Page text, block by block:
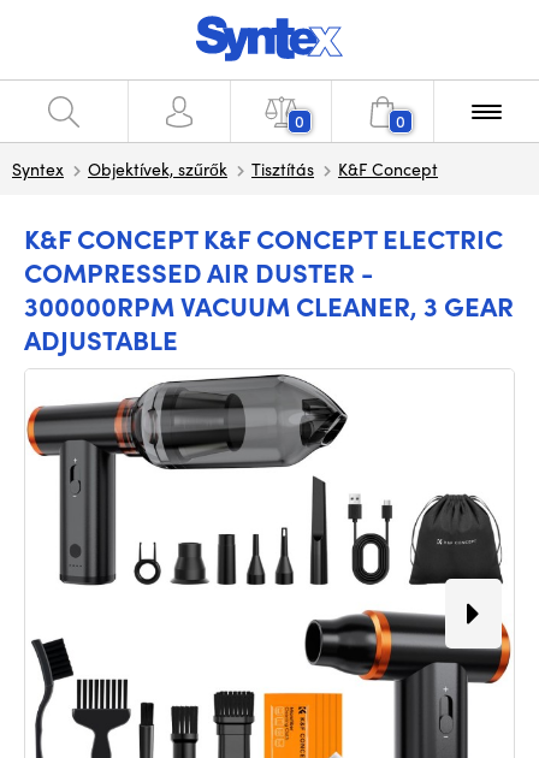
0 0
Syntex Objektívek, szűrők Tisztítás K&F Concept
K&F CONCEPT K&F CONCEPT ELECTRIC
COMPRESSED AIR DUSTER -
300000RPM VACUUM CLEANER, 3 GEAR
ADJUSTABLE